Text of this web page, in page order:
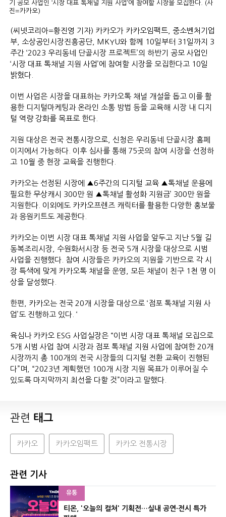
기 공모 사업인 ‘시장 대표 톡채널 지원 사업’에 참여할 시장을 모집한다. (사
진=카카오)
(씨넷코리아=황진영 기자) 카카오가 카카오임팩트, 중소벤처기업
부, 소상공인시장진흥공단, MKYU와 함께 10일부터 31일까지 3
주간 ‘2023 우리동네 단골시장 프로젝트’의 하반기 공모 사업인
‘시장 대표 톡채널 지원 사업’에 참여할 시장을 모집한다고 10일
밝혔다.
이번 사업은 시장을 대표하는 카카오톡 채널 개설을 돕고 이를 활
용한 디지털마케팅과 온라인 소통 방법 등을 교육해 시장 내 디지
털 역량 강화를 목표로 한다.
지원 대상은 전국 전통시장으로, 신청은 우리동네 단골시장 홈페
이지에서 가능하다. 이후 심사를 통해 75곳의 참여 시장을 선정하
고 10월 중 현장 교육을 진행한다.
카카오는 선정된 시장에 ▲6주간의 디지털 교육 ▲톡채널 운용에
필요한 무상캐시 300만 원 ▲톡채널 활성화 지원금’ 300만 원을
지원한다. 이외에도 카카오프렌즈 캐릭터를 활용한 다양한 홍보물
과 응원키트도 제공한다.
카카오는 이번 시장 대표 톡채널 지원 사업을 앞두고 지난 5월 길
동복조리시장, 수원화서시장 등 전국 5개 시장을 대상으로 시범
사업을 진행했다. 참여 시장들은 카카오의 지원을 기반으로 각 시
장 특색에 맞게 카카오톡 채널을 운영, 모든 채널이 친구 1천 명 이
상을 달성했다.
한편, 카카오는 전국 20개 시장을 대상으로 ‘점포 톡채널 지원 사
업’도 진행하고 있다. ‘
육심나 카카오 ESG 사업실장은 “이번 시장 대표 톡채널 모집으로
5개 시범 사업 참여 시장과 점포 톡채널 지원 사업에 참여한 20개
시장까지 총 100개의 전국 시장들의 디지털 전환 교육이 진행된
다”며, “2023년 계획했던 100개 시장 지원 목표가 이루어질 수
있도록 마지막까지 최선을 다할 것”이라고 말했다.
관련 태그
카카오 카카오임팩트 카카오 전통시장
관련 기사
유통
티몬, '오늘의 컬쳐' 기획전…실내 공연·전시 특가